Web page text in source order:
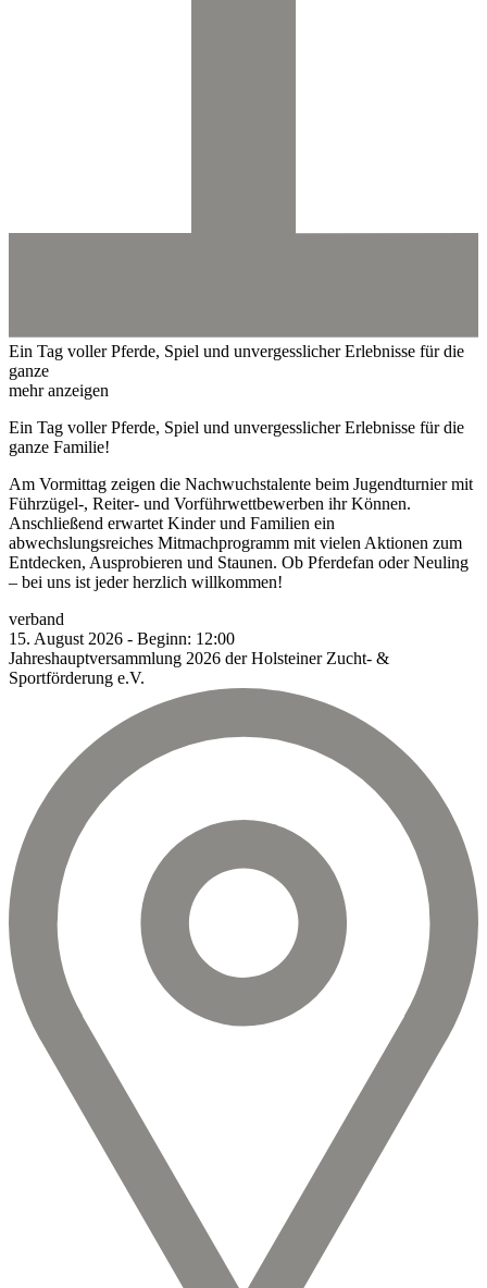
Ein Tag voller Pferde, Spiel und unvergesslicher Erlebnisse für die
ganze
mehr anzeigen
Ein Tag voller Pferde, Spiel und unvergesslicher Erlebnisse für die
ganze Familie!
Am Vormittag zeigen die Nachwuchstalente beim Jugendturnier mit
Führzügel-, Reiter- und Vorführwettbewerben ihr Können.
Anschließend erwartet Kinder und Familien ein
abwechslungsreiches Mitmachprogramm mit vielen Aktionen zum
Entdecken, Ausprobieren und Staunen. Ob Pferdefan oder Neuling
– bei uns ist jeder herzlich willkommen!
verband
15. August 2026 - Beginn: 12:00
Jahreshauptversammlung 2026 der Holsteiner Zucht- &
Sportförderung e.V.